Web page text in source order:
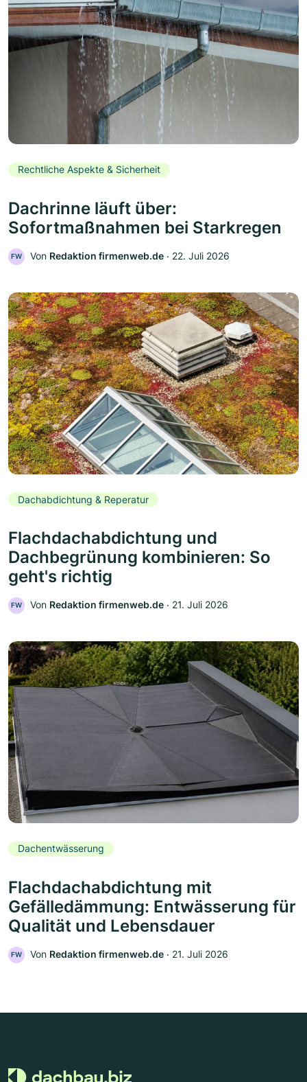
Rechtliche Aspekte & Sicherheit
Dachrinne läuft über:
Sofortmaßnahmen bei Starkregen
FW Von Redaktion firmenweb.de ‧ 22. Juli 2026
Dachabdichtung & Reperatur
Flachdachabdichtung und
Dachbegrünung kombinieren: So
geht's richtig
FW Von Redaktion firmenweb.de ‧ 21. Juli 2026
Dachentwässerung
Flachdachabdichtung mit
Gefälledämmung: Entwässerung für
Qualität und Lebensdauer
FW Von Redaktion firmenweb.de ‧ 21. Juli 2026